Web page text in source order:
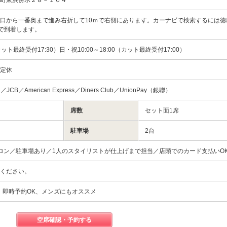
から一番奥まで進み右折して10ｍで右側にあります。カーナビで検索するには
傍示28-25で到着します
ト最終受付17:30）日・祝10:00～18:00（カット最終受付17:00）
休
JCB／American Express／Diners Club／UnionPay（銀聯）
席数 セット面1席
駐車場 2台
ン／駐車場あり／1人のスタイリストが仕上げまで担当／店頭でのカード支払い
ださい。
即時予約OK、メンズにもオススメ
空席確認・予約する